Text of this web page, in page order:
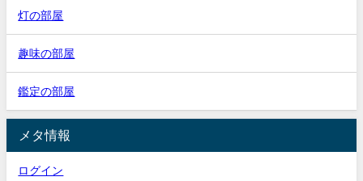
灯の部屋
趣味の部屋
鑑定の部屋
メタ情報
ログイン